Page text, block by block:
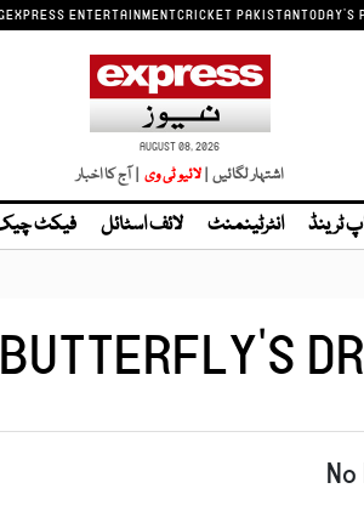
EXPRESS ENTERTAINMENTCRICKET PAKISTANTODAY'S
AUGUST 08, 2026
اشتہار لگائیں |لائیو ٹی وی | آج کا اخبار
ٹرینڈ انٹرٹینمنٹ لائف اسٹائل فیکٹ